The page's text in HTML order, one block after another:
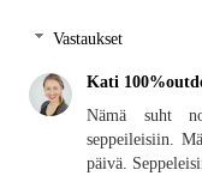
Vastaukset
Kati
Nämä suht
seppeileisiin.
päivä.